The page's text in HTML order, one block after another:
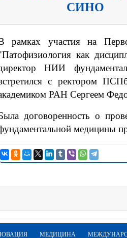
СИНО
рамках участия на
как
НИИ
с ректором
РАН Сергеем
договоренность о
медицины
МЕДИЦИНА